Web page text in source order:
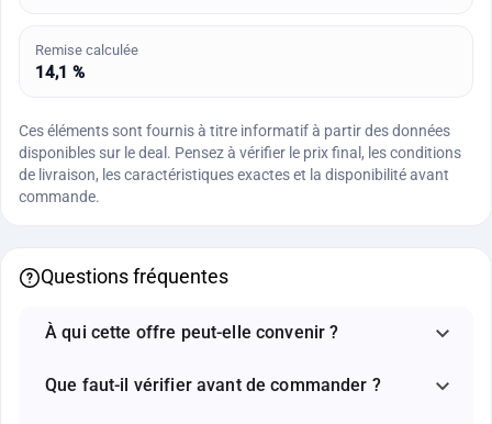
Remise calculée
14,1 %
Ces éléments sont fournis à titre informatif à partir des données
disponibles sur le deal. Pensez à vérifier le prix final, les conditions
de livraison, les caractéristiques exactes et la disponibilité avant
commande.
Questions fréquentes
À qui cette offre peut-elle convenir ?
Que faut-il vérifier avant de commander ?